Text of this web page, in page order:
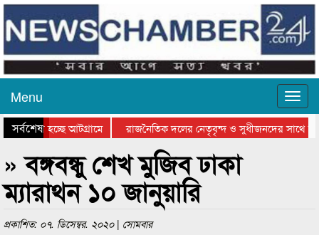
Menu
সর্বশেষহচ্ছে আটগ্রামে
রাজনৈতিক দলের নেতৃবৃন্দ ও সুধীজনদের সাথে
সিলেটে বাংলাদেশ গ্রুপ থিয়েটার ফেডারেশানের
» বঙ্গবন্ধু শেখ মুজিব ঢাকা
ম্যারাথন ১০ জানুয়ারি
প্রকাশিত: ০৭. ডিসেম্বর. ২০২০ | সোমবার